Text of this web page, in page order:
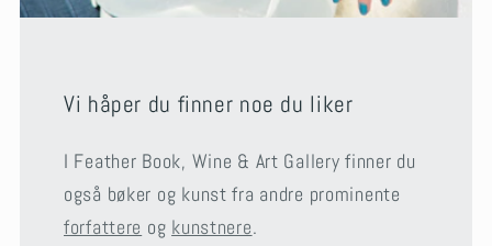
Vi håper du finner noe du liker
I Feather Book, Wine & Art Gallery finner du
også bøker og kunst fra andre prominente
forfattere og kunstnere.